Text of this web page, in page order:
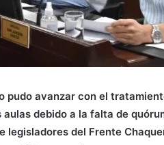
pudo avanzar con el
debido a la falta de
del Frente